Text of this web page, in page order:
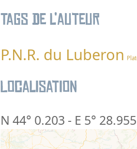
Tags de l’auteur
P.N.R. du Luberon
Localisation
N 44° 0.203 - E 5° 28.955